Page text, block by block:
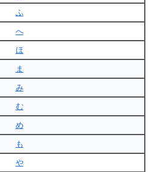
ふ
へ
ほ
ま
み
む
め
も
や